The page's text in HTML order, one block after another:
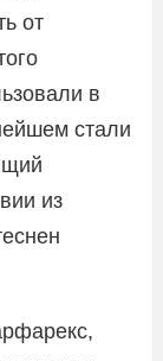
от
в
стали
из